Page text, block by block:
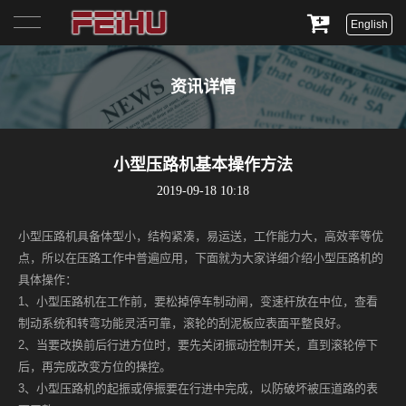
English
资讯详情
小型压路机基本操作方法
2019-09-18 10:18
小型压路机具备体型小，结构紧凑，易运送，工作能力大，高效率等优
点，所以在压路工作中普遍应用，下面就为大家详细介绍小型压路机的
具体操作：
1、小型压路机在工作前，要松掉停车制动闸，变速杆放在中位，查看
制动系统和转弯功能灵活可靠，滚轮的刮泥板应表面平整良好。
2、当要改换前后行进方位时，要先关闭振动控制开关，直到滚轮停下
后，再完成改变方位的操控。
3、小型压路机的起振或停振要在行进中完成，以防破坏被压道路的表
关于我们
新闻资讯
联系我们